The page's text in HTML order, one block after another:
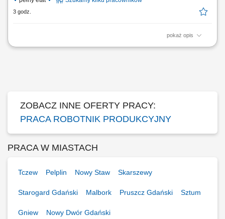
3 godz.
pokaż opis
Zadania Przygotowywanie i kompletowanie części oraz wyposażenia
ZOBACZ INNE OFERTY PRACY:
PRACA ROBOTNIK PRODUKCYJNY
PRACA W MIASTACH
Tczew Pelplin Nowy Staw Skarszewy
Starogard Gdański Malbork Pruszcz Gdański Sztum
Gniew Nowy Dwór Gdański